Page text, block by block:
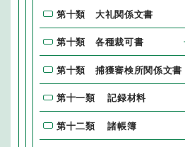
第十類 大礼関係文書
第十類 各種裁可書
第十類 捕獲審検所関係文書
第十一類 記録材料
第十二類 諸帳簿